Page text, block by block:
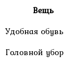
Вещь
Удобная обувь
Головной убор